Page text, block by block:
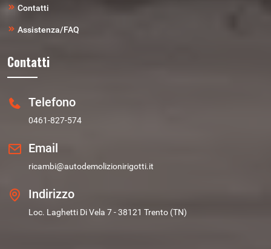
Contatti
Assistenza/FAQ
Contatti
Telefono
0461-827-574
Email
ricambi@autodemolizionirigotti.it
Indirizzo
Loc. Laghetti Di Vela 7 - 38121 Trento (TN)